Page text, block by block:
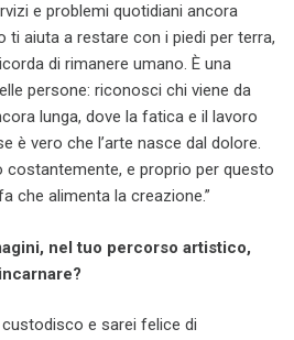
e problemi quotidiani ancora
ti aiuta a restare con i piedi per terra,
di rimanere umano. È una
persone: riconosci chi viene da
lunga, dove la fatica e il lavoro
è vero che l’arte nasce dal dolore.
costantemente, e proprio per questo
che alimenta la creazione.”
nel tuo percorso artistico,
e sarei felice di